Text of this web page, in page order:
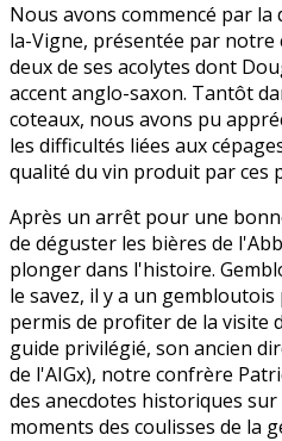
Nous avons commencé par la
la-Vigne, présentée par notre
deux de ses acolytes dont
accent anglo-saxon. Tantôt
coteaux, nous avons pu
les difficultés liées aux
qualité du vin produit par ces
Après un arrêt pour une
de déguster les bières de
plonger dans l'histoire.
le savez, il y a un
permis de profiter de la visite
guide privilégié, son ancien
de l'AIGx), notre confrère
des anecdotes historiques sur
moments des coulisses de la